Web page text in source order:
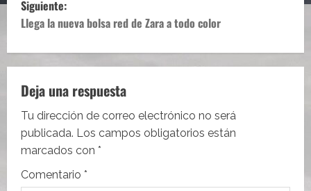
e
g
a
c
i
ó
Siguiente:
Llega la nueva bolsa red de Zara a todo color
Deja una respuesta
Tu dirección de correo electrónico no será
publicada. Los campos obligatorios están
marcados con *
Comentario *